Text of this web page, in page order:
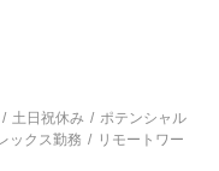
土日祝休み
ポテンシャル
ックス勤務
リモートワー